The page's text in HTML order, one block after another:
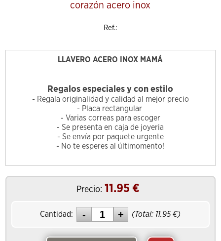
corazón acero inox
Ref.:
LLAVERO ACERO INOX MAMÁ
Regalos especiales y con estilo
- Regala originalidad y calidad al mejor precio
- Placa rectangular
- Varias correas para escoger
- Se presenta en caja de joyeria
- Se envía por paquete urgente
- No te esperes al últimomento!
Precio: 11.95 €
Cantidad: (Total: 11.95 €)